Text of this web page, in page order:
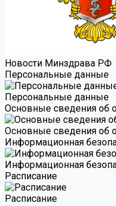
Новости Минздрава РФ
Персональные данные
Персональные данные
Основные сведения об
Основные сведения об
Информационная
Информационная
Расписание
Расписание